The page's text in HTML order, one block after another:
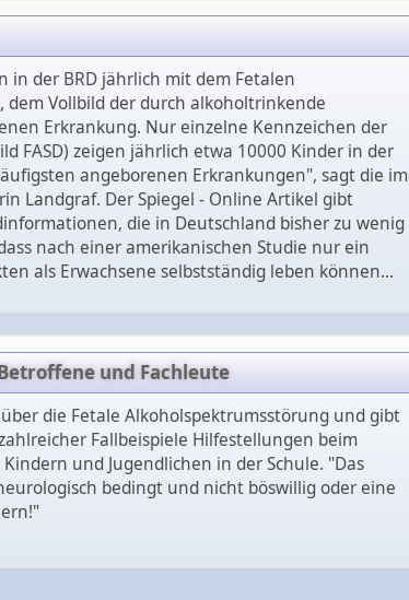
in der BRD jährlich mit dem Fetalen
dem Vollbild der durch alkoholtrinkende
Erkrankung. Nur einzelne Kennzeichen der
FASD) zeigen jährlich etwa 10000 Kinder in der
angeborenen Erkrankungen", sagt die im
Landgraf. Der Spiegel - Online Artikel gibt
die in Deutschland bisher zu wenig
nach einer amerikanischen Studie nur ein
als Erwachsene selbstständig leben können...
und Fachleute
die Fetale Alkoholspektrumsstörung und gibt
Fallbeispiele Hilfestellungen beim
und Jugendlichen in der Schule. "Das
bedingt und nicht böswillig oder eine